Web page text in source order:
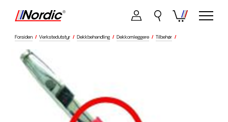
Forsiden / Verkstedutstyr / Dekkbehandling / Dekkomleggere / Tilbehør /